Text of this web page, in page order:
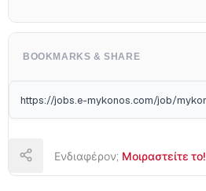
BOOKMARKS & SHARE
Ενδιαφέρον; Μοιραστείτε το!